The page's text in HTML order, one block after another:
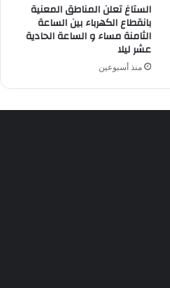
الستاغ تعلن المناطق المعنية
بانقطاع الكهرباء بين الساعة
الثامنة مساء و الساعة الحادية
عشر ليلا
منذ أسبوعين